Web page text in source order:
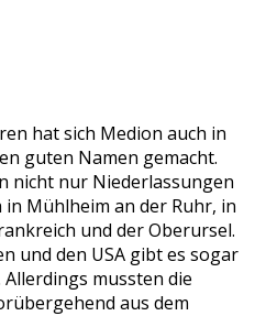
hat sich Medion auch in
guten Namen gemacht.
nicht nur Niederlassungen
in Mühlheim an der Ruhr, in
und der Oberursel.
und den USA gibt es sogar
mussten die
aus dem